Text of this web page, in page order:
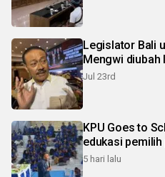
Legislator Bali
Mengwi diubah
Jul 23rd
KPU Goes to
edukasi pemilih
5 hari lalu